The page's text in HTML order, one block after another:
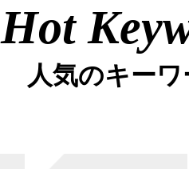
Hot
人気のキー